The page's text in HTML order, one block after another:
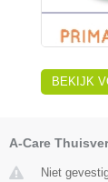
BEKIJK
A-Care
Niet